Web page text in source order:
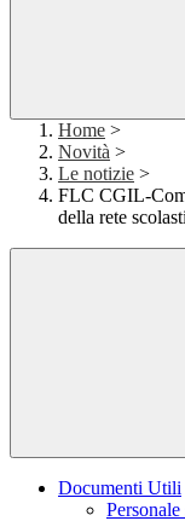
Home >
Novità >
Le notizie >
FLC CGIL-
della rete
Documenti Utili